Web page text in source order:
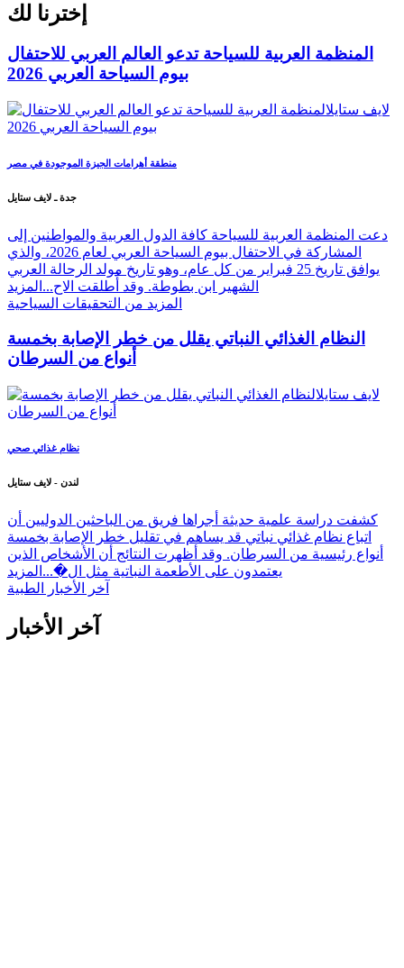
إخترنا لك
المنظمة العربية للسياحة تدعو العالم العربي للاحتفال
بيوم السياحة العربي 2026
منطقة أهرامات الجيزة الموجودة في مصر
جدة ـ لايف ستايل
دعت المنظمة العربية للسياحة كافة الدول العربية والمواطنين إلى
المشاركة في الاحتفال بيوم السياحة العربي لعام 2026، والذي
يوافق تاريخ 25 فبراير من كل عام، وهو تاريخ مولد الرحالة العربي
الشهير ابن بطوطة. وقد أُطلقت الاح... المزيد
المزيد من التحقيقات السياحية
النظام الغذائي النباتي يقلل من خطر الإصابة بخمسة
أنواع من السرطان
نظام غذائي صحي
لندن - لايف ستايل
كشفت دراسة علمية حديثة أجراها فريق من الباحثين الدوليين أن
اتباع نظام غذائي نباتي قد يساهم في تقليل خطر الإصابة بخمسة
أنواع رئيسية من السرطان. وقد أظهرت النتائج أن الأشخاص الذين
يعتمدون على الأطعمة النباتية مثل ال�... المزيد
آخر الأخبار الطبية
آخر الأخبار